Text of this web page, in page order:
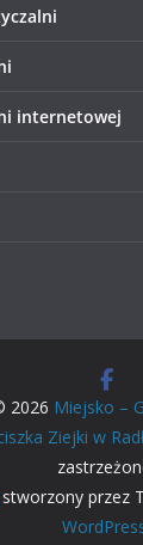
internetowej
2026 Miejsko –
Ziejki w
przez